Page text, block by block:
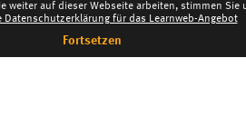
weiter auf dieser Webseite arbeiten, stimmen
Datenschutzerklärung für das Learnweb-Angebot
Fortsetzen